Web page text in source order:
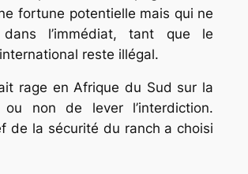
fortune potentielle mais qui ne
l’immédiat, tant que le
reste illégal.
rage en Afrique du Sud sur la
ou non de lever l’interdiction.
de la sécurité du ranch a choisi